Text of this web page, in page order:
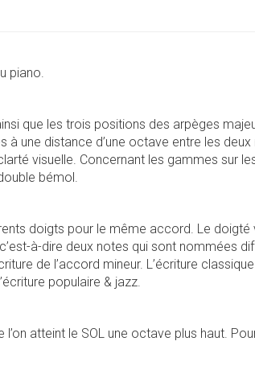
piano.
que les trois positions des arpèges
une distance d’une octave entre les
visuelle. Concernant les gammes sur
bémol.
doigts pour le même accord. Le
à-dire deux notes qui sont nommées
de l’accord mineur. L’écriture
populaire & jazz.
atteint le SOL une octave plus haut.